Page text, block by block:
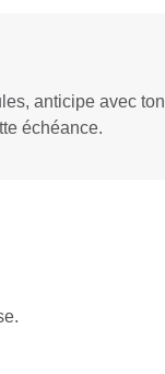
anticipe avec ton
échéance.